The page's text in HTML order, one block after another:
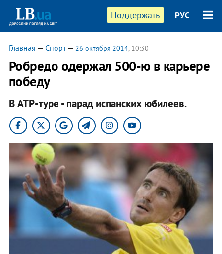
Поддержать РУС
Главная — Спорт— 26 октября 2014, 10:30
Робредо одержал 500-ю в карьере
победу
В ATP-туре - парад испанских юбилеев.